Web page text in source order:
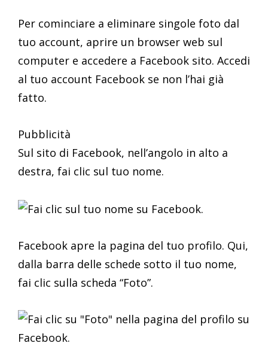
Per cominciare a eliminare singole foto dal
tuo account, aprire un browser web sul
computer e accedere a Facebook sito. Accedi
al tuo account Facebook se non l’hai già
fatto.
Pubblicità
Sul sito di Facebook, nell’angolo in alto a
destra, fai clic sul tuo nome.
Facebook apre la pagina del tuo profilo. Qui,
dalla barra delle schede sotto il tuo nome,
fai clic sulla scheda “Foto”.